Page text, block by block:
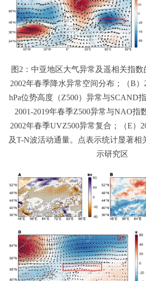
图2：中亚地区大气异常及遥相关指数
2002年春季降水异常空间分布；（B）
hPa位势高度（Z500）异常与SCAND
2001-2019年春季Z500异常与NAO指
2002年春季UVZ500异常复合；（E）
及T-N波活动通量。点表示统计显著相
示研究区